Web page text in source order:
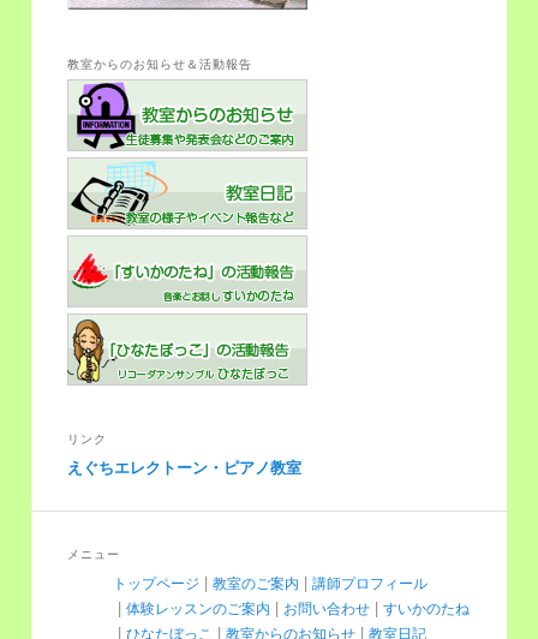
教室からのお知らせ＆活動報告
リンク
えぐちエレクトーン・ピアノ教室
メニュー
トップページ 教室のご案内
講師プロフィール
体験レッスンのご案内
お問い合わせ
すいかのたね
ひなたぼっこ
教室からのお知らせ 教室日記